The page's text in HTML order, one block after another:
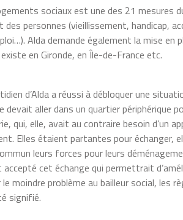
sociaux est une des 21 mesures
personnes (vieillissement, handicap,
Alda demande également la mise en
en Gironde, en Île-de-France etc.
d’Alda a réussi à débloquer une
devait aller dans un quartier périphérique
qui, elle, avait au contraire besoin d’un
Elles étaient partantes pour échanger,
leurs forces pour leurs
cet échange qui permettrait
moindre problème au bailleur social, les
signifié.